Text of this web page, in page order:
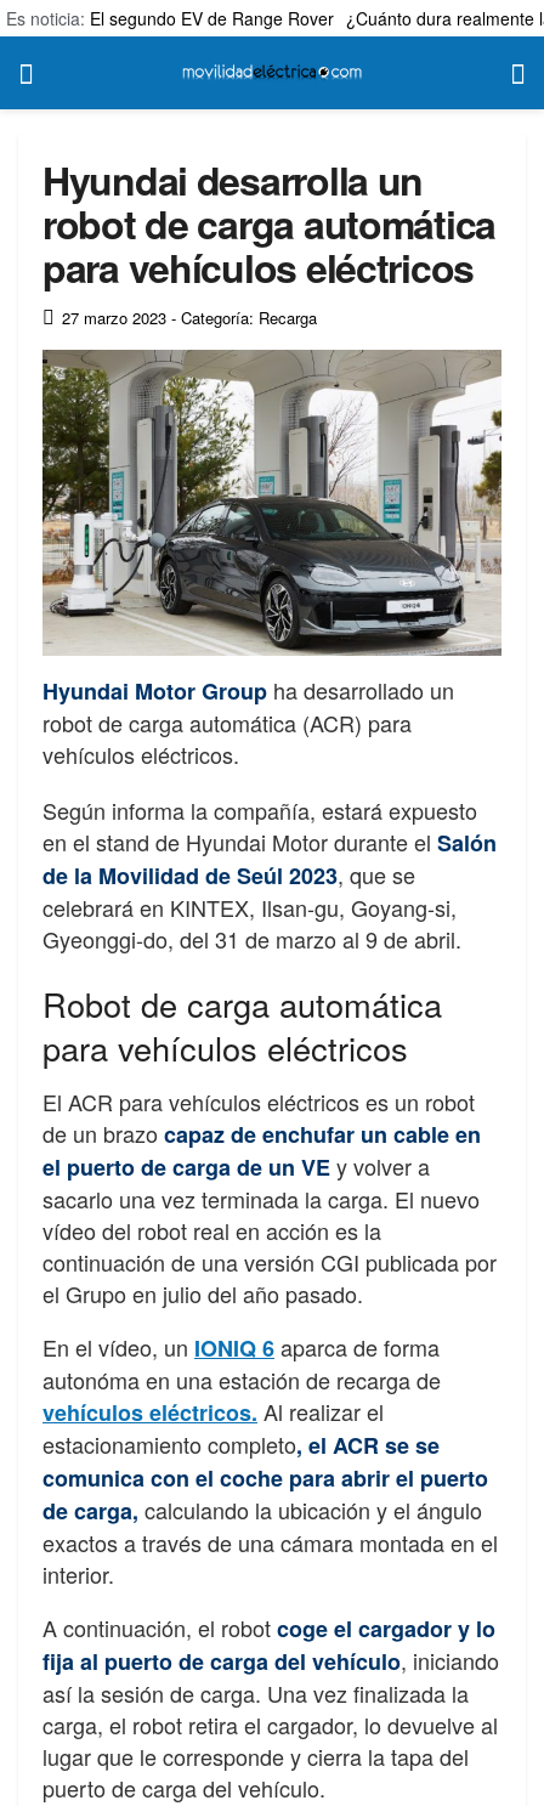
Es noticia: El segundo EV de Range Rover ¿Cuánto dura realmente
Hyundai desarrolla un
robot de carga automática
para vehículos eléctricos
27 marzo 2023 - Categoría: Recarga
Hyundai Motor Group ha desarrollado un
robot de carga automática (ACR) para
vehículos eléctricos.
Según informa la compañía, estará expuesto
en el stand de Hyundai Motor durante el Salón
de la Movilidad de Seúl 2023, que se
celebrará en KINTEX, Ilsan-gu, Goyang-si,
Gyeonggi-do, del 31 de marzo al 9 de abril.
Robot de carga automática
para vehículos eléctricos
El ACR para vehículos eléctricos es un robot
de un brazo capaz de enchufar un cable en
el puerto de carga de un VEy volver a
sacarlo una vez terminada la carga. El nuevo
vídeo del robot real en acción es la
continuación de una versión CGI publicada por
el Grupo en julio del año pasado.
En el vídeo, un IONIQ 6aparca de forma
autonóma en una estación de recarga de
vehículos eléctricos. Al realizar el
estacionamiento completo, el ACR se se
comunica con el coche para abrir el puerto
de carga, calculando la ubicación y el ángulo
exactos a través de una cámara montada en el
interior.
A continuación, el robotcoge el cargador y lo
fija al puerto de carga del vehículo, iniciando
así la sesión de carga. Una vez finalizada la
carga, el robot retira el cargador, lo devuelve al
lugar que le corresponde y cierra la tapa del
puerto de carga del vehículo.